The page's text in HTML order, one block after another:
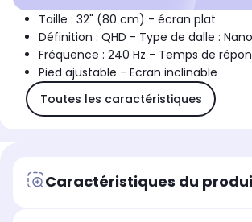
Taille : 32" (80 cm) - écran plat
Définition : QHD - Type de dalle : Nano
Fréquence : 240 Hz - Temps de
Pied ajustable - Ecran inclinable
Toutes les caractéristiques
Caractéristiques du